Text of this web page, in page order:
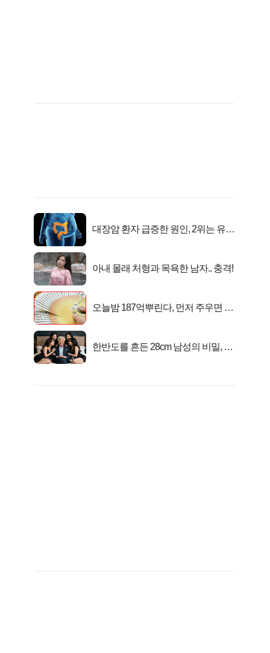
대장암 환자 급증한 원인, 2위는 유산
아내 몰래 처형과 목욕한 남자.. 충격!
오늘밤 187억뿌린다, 먼저 주우면 최
한반도를 흔든 28cm 남성의 비밀, 매